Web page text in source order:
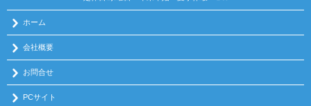
ホーム
会社概要
お問合せ
PCサイト